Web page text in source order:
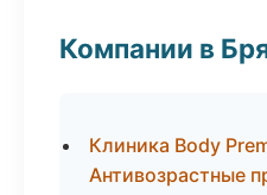
Компании в
Клиника Body
Антивозрастные